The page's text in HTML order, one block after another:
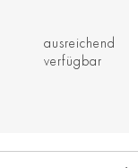
ausreichend
verfügbar